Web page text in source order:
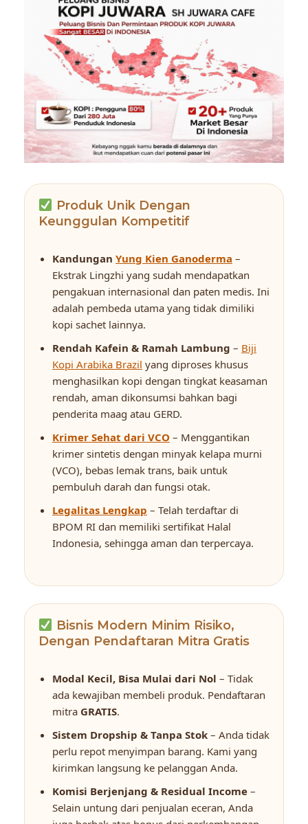
Produk Unik Dengan
Keunggulan Kompetitif
Kandungan Yung Kien Ganoderma –
Ekstrak Lingzhi yang sudah mendapatkan
pengakuan internasional dan paten medis. Ini
adalah pembeda utama yang tidak dimiliki
kopi sachet lainnya.
Rendah Kafein & Ramah Lambung – Biji
Kopi Arabika Brazil yang diproses khusus
menghasilkan kopi dengan tingkat keasaman
rendah, aman dikonsumsi bahkan bagi
penderita maag atau GERD.
Krimer Sehat dari VCO – Menggantikan
krimer sintetis dengan minyak kelapa murni
(VCO), bebas lemak trans, baik untuk
pembuluh darah dan fungsi otak.
Legalitas Lengkap – Telah terdaftar di
BPOM RI dan memiliki sertifikat Halal
Indonesia, sehingga aman dan terpercaya.
Bisnis Modern Minim Risiko,
Dengan Pendaftaran Mitra Gratis
Modal Kecil, Bisa Mulai dari Nol – Tidak
ada kewajiban membeli produk. Pendaftaran
mitra GRATIS.
Sistem Dropship & Tanpa Stok – Anda tidak
perlu repot menyimpan barang. Kami yang
kirimkan langsung ke pelanggan Anda.
Komisi Berjenjang & Residual Income –
Selain untung dari penjualan eceran, Anda